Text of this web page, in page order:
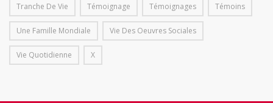
Tranche De Vie Témoignage Témoignages Témoins
Une Famille Mondiale Vie Des Oeuvres Sociales
Vie Quotidienne X